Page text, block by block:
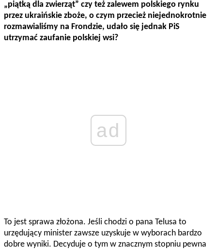
„piątką dla zwierząt” czy też zalewem polskiego rynku
przez ukraińskie zboże, o czym przecież niejednokrotnie
rozmawialiśmy na Frondzie, udało się jednak PiS
utrzymać zaufanie polskiej wsi?
ad
To jest sprawa złożona. Jeśli chodzi o pana Telusa to
urzędujący minister zawsze uzyskuje w wyborach bardzo
dobre wyniki. Decyduje o tym w znacznym stopniu pewna